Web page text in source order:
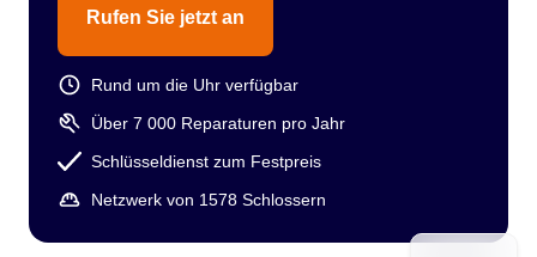
Rufen Sie jetzt an
Rund um die Uhr verfügbar
Über 7 000 Reparaturen pro Jahr
Schlüsseldienst zum Festpreis
Netzwerk von 1578 Schlossern